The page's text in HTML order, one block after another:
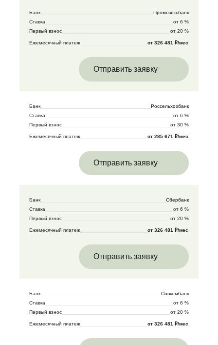
Банк
Промсвязьбанк
Ставка
от 6 %
Первый взнос
от 20 %
Ежемесячный платеж от 326 481 ₽/мес
Отправить заявку
Банк
Россельхозбанк
Ставка
от 6 %
Первый взнос
от 30 %
Ежемесячный платеж от 285 671 ₽/мес
Отправить заявку
Банк
Сбербанк
Ставка
от 6 %
Первый взнос
от 20 %
Ежемесячный платеж от 326 481 ₽/мес
Отправить заявку
Банк
Совкомбанк
Ставка
от 6 %
Первый взнос
от 20 %
Ежемесячный платеж от 326 481 ₽/мес